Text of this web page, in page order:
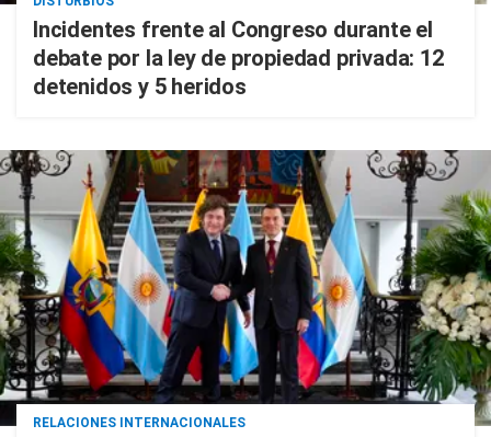
Incidentes frente al Congreso durante el
debate por la ley de propiedad privada: 12
detenidos y 5 heridos
RELACIONES INTERNACIONALES